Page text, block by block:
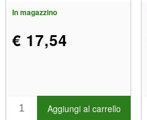
In magazzino
€ 17,54
Aggiungi al carrello